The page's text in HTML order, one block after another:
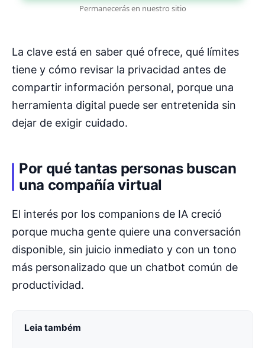
Permanecerás en nuestro sitio
La clave está en saber qué ofrece, qué límites
tiene y cómo revisar la privacidad antes de
compartir información personal, porque una
herramienta digital puede ser entretenida sin
dejar de exigir cuidado.
Por qué tantas personas buscan
una compañía virtual
El interés por los companions de IA creció
porque mucha gente quiere una conversación
disponible, sin juicio inmediato y con un tono
más personalizado que un chatbot común de
productividad.
Leia também